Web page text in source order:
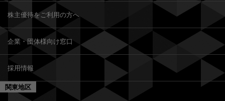
株主優待をご利用の方へ
企業・団体様向け窓口
採用情報
関東地区